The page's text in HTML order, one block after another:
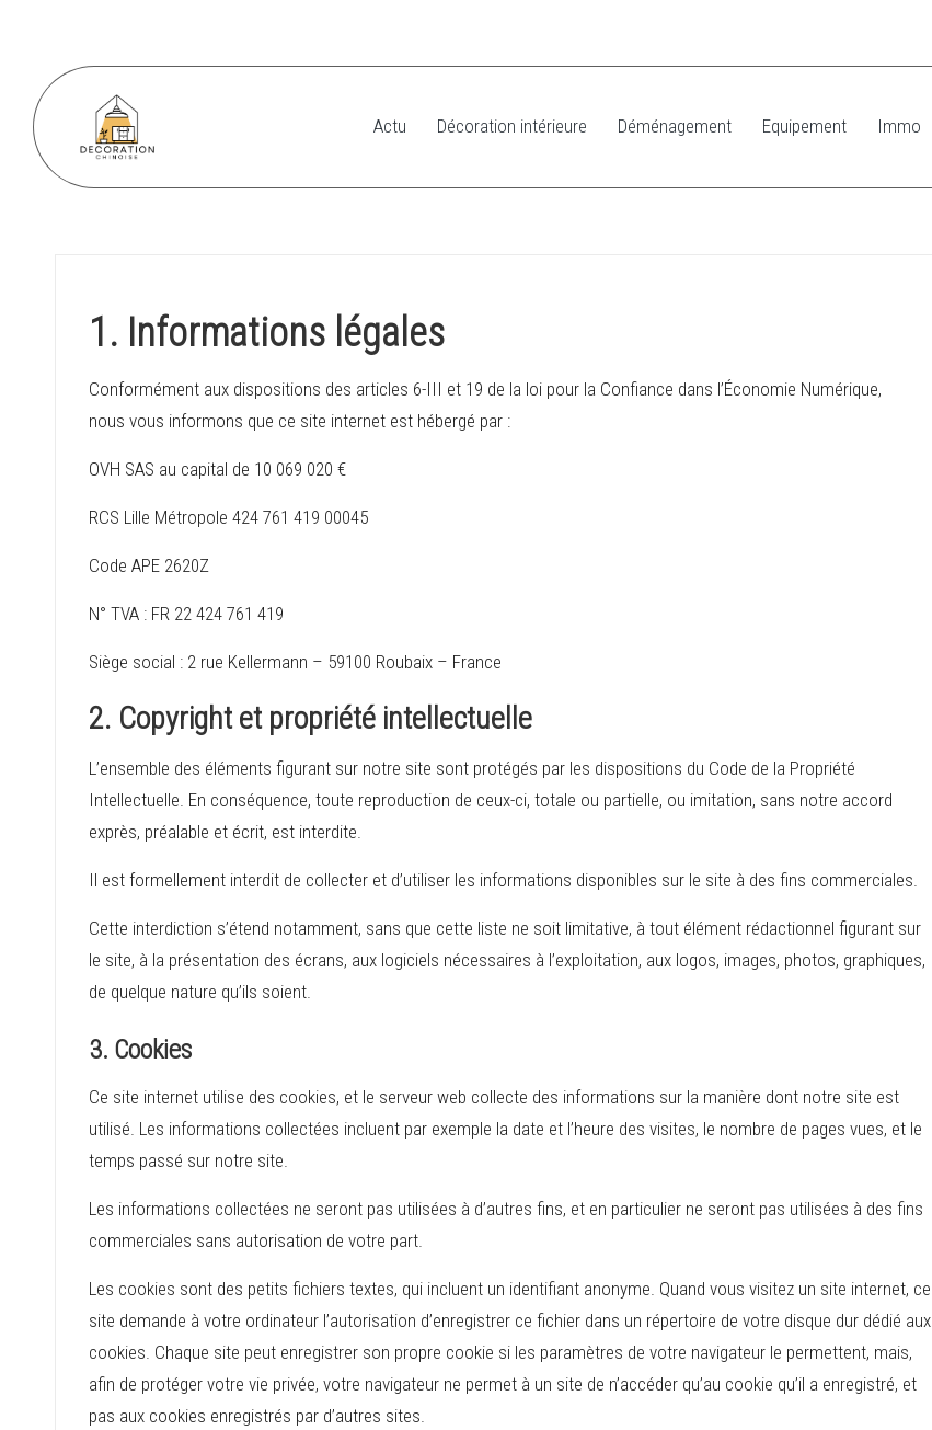
content
D
o
r
a
ti
o
n
c
h
n
o
e
Actu Décoration intérieure Déménagement Equipement Immo
1. Informations légales
Conformément aux dispositions des articles 6-III et 19 de la loi pour la Confiance dans l’Économie Numérique,
nous vous informons que ce site internet est hébergé par :
OVH SAS au capital de 10 069 020 €
RCS Lille Métropole 424 761 419 00045
Code APE 2620Z
N° TVA : FR 22 424 761 419
Siège social : 2 rue Kellermann – 59100 Roubaix – France
2. Copyright et propriété intellectuelle
L’ensemble des éléments figurant sur notre site sont protégés par les dispositions du Code de la Propriété
Intellectuelle. En conséquence, toute reproduction de ceux-ci, totale ou partielle, ou imitation, sans notre accord
exprès, préalable et écrit, est interdite.
Il est formellement interdit de collecter et d’utiliser les informations disponibles sur le site à des fins commerciales.
Cette interdiction s’étend notamment, sans que cette liste ne soit limitative, à tout élément rédactionnel figurant sur
le site, à la présentation des écrans, aux logiciels nécessaires à l’exploitation, aux logos, images, photos, graphiques,
de quelque nature qu’ils soient.
3. Cookies
Ce site internet utilise des cookies, et le serveur web collecte des informations sur la manière dont notre site est
utilisé. Les informations collectées incluent par exemple la date et l’heure des visites, le nombre de pages vues, et le
temps passé sur notre site.
Les informations collectées ne seront pas utilisées à d’autres fins, et en particulier ne seront pas utilisées à des fins
commerciales sans autorisation de votre part.
Les cookies sont des petits fichiers textes, qui incluent un identifiant anonyme. Quand vous visitez un site internet, ce
site demande à votre ordinateur l’autorisation d’enregistrer ce fichier dans un répertoire de votre disque dur dédié aux
cookies. Chaque site peut enregistrer son propre cookie si les paramètres de votre navigateur le permettent, mais,
afin de protéger votre vie privée, votre navigateur ne permet à un site de n’accéder qu’au cookie qu’il a enregistré, et
pas aux cookies enregistrés par d’autres sites.